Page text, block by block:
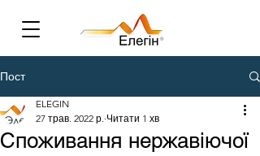
Пост
Споживання нержавіючої
ELEGIN
27 трав. 2022 р. Читати 1 хв